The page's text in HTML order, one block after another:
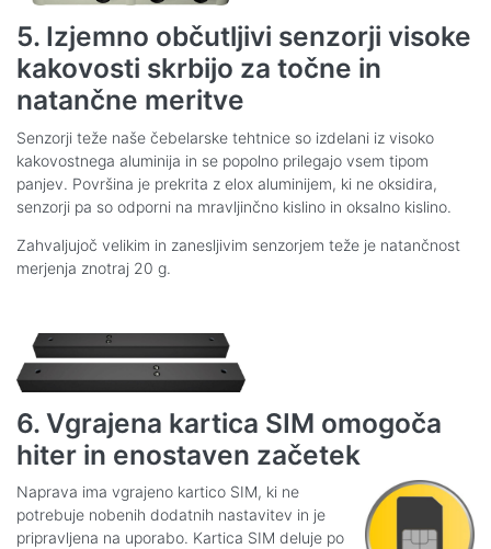
5. Izjemno občutljivi senzorji visoke
kakovosti skrbijo za točne in
natančne meritve
Senzorji teže naše čebelarske tehtnice so izdelani iz visoko
kakovostnega aluminija in se popolno prilegajo vsem tipom
panjev. Površina je prekrita z elox aluminijem, ki ne oksidira,
senzorji pa so odporni na mravljinčno kislino in oksalno kislino.
Zahvaljujoč velikim in zanesljivim senzorjem teže je natančnost
merjenja znotraj 20 g.
6. Vgrajena kartica SIM omogoča
hiter in enostaven začetek
Naprava ima vgrajeno kartico SIM, ki ne
potrebuje nobenih dodatnih nastavitev in je
pripravljena na uporabo. Kartica SIM deluje po